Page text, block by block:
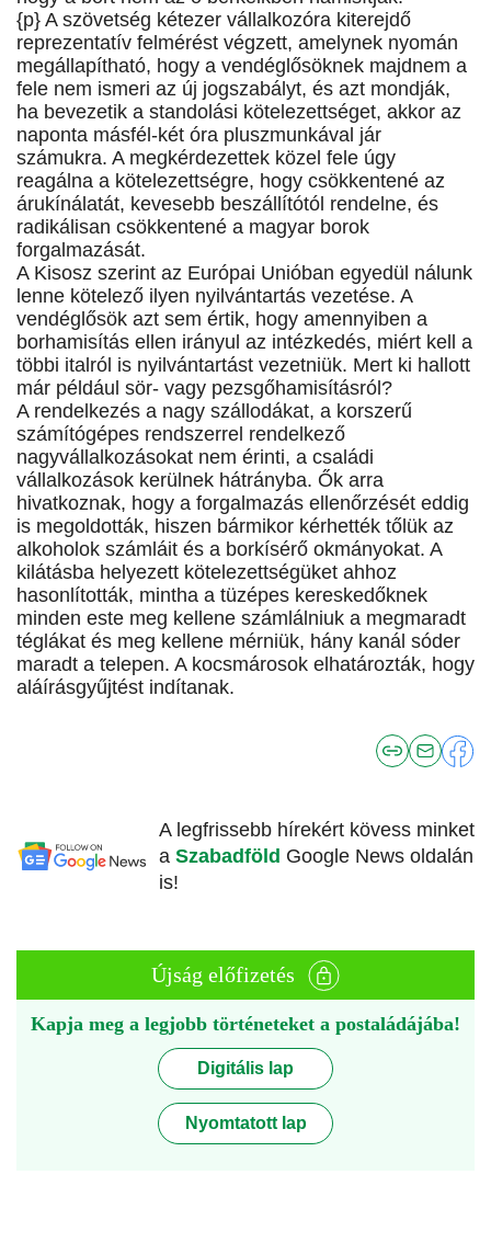
{p} A szövetség kétezer vállalkozóra kiterejdő
reprezentatív felmérést végzett, amelynek nyomán
megállapítható, hogy a vendéglősöknek majdnem a
fele nem ismeri az új jogszabályt, és azt mondják,
ha bevezetik a standolási kötelezettséget, akkor az
naponta másfél-két óra pluszmunkával jár
számukra. A megkérdezettek közel fele úgy
reagálna a kötelezettségre, hogy csökkentené az
árukínálatát, kevesebb beszállítótól rendelne, és
radikálisan csökkentené a magyar borok
forgalmazását.
A Kisosz szerint az Európai Unióban egyedül nálunk
lenne kötelező ilyen nyilvántartás vezetése. A
vendéglősök azt sem értik, hogy amennyiben a
borhamisítás ellen irányul az intézkedés, miért kell a
többi italról is nyilvántartást vezetniük. Mert ki hallott
már például sör- vagy pezsgőhamisításról?
A rendelkezés a nagy szállodákat, a korszerű
számítógépes rendszerrel rendelkező
nagyvállalkozásokat nem érinti, a családi
vállalkozások kerülnek hátrányba. Ők arra
hivatkoznak, hogy a forgalmazás ellenőrzését eddig
is megoldották, hiszen bármikor kérhették tőlük az
alkoholok számláit és a borkísérő okmányokat. A
kilátásba helyezett kötelezettségüket ahhoz
hasonlították, mintha a tüzépes kereskedőknek
minden este meg kellene számlálniuk a megmaradt
téglákat és meg kellene mérniük, hány kanál sóder
maradt a telepen. A kocsmárosok elhatározták, hogy
aláírásgyűjtést indítanak.
A legfrissebb hírekért kövess minket
a Szabadföld Google News oldalán
is!
Újság előfizetés
Kapja meg a legjobb történeteket a postaládájába!
Digitális lap
Nyomtatott lap